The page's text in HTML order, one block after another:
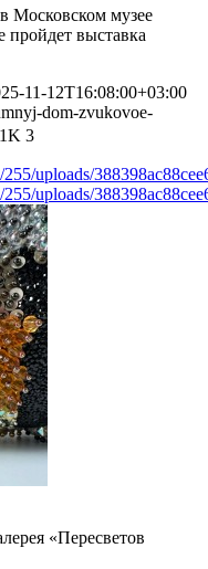
Московском музее
пройдет выставка
11-12T16:08:00+03:00
dom-zvukovoe-
1K 3
uploads/
uploads/
«Пересветов